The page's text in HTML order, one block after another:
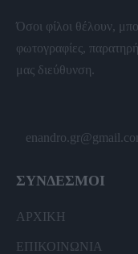
Όσοι φίλοι θέλουν,
φωτογραφίες,
μας διεύθυνση.
ΣΥΝΔΕΣΜΟΙ
ΑΡΧΙΚΗ
ΕΠΙΚΟΙΝΩΝΙΑ